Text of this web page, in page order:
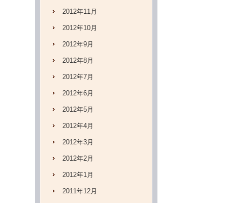
2012年11月
2012年10月
2012年9月
2012年8月
2012年7月
2012年6月
2012年5月
2012年4月
2012年3月
2012年2月
2012年1月
2011年12月